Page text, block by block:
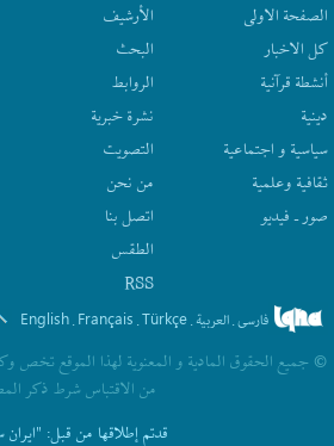
الصفحة الاولى
كل الاخبار
أنشطة قرآنیة
دينية
سیاسیة و اجتماعیة
ثقافیة وعلمیة
صور ـ فيديو
الأرشیف
البحث
الروابط
نشرة‌ خبریة
التصويت
من نحن
اتصل بنا
الطقس
RSS
فارسی. العربیة .
Türkçe
.
Français
.
English
© جمیع الحقوق المادیة و المعنویة لهذا الموقع تخص وکالة
من الاقتباس شرط ذکر
قدتم إطلاقها من قبل: "ایران